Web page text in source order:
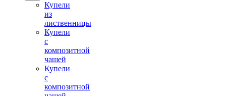
Купели
из
лиственницы
Купели
с
композитной
чашей
Купели
с
композитной